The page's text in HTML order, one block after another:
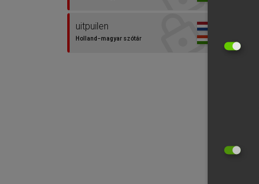
uitpuilen
Holland−magyar szótár